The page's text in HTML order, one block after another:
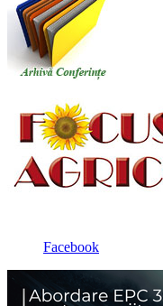
Facebook